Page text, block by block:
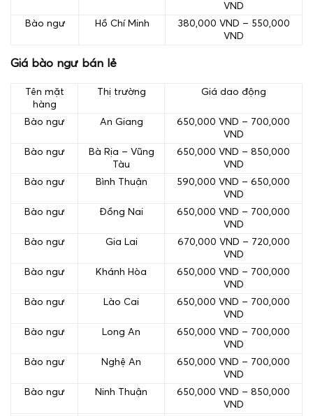
VND
Bào ngư
Hồ Chí Minh
380,000 VND – 550,000
VND
Giá bào ngư bán lẻ
Tên mặt
hàng
Thị trường Giá dao động
Bào ngư An Giang
650,000 VND – 700,000
VND
Bào ngư
Bà Rịa – Vũng
Tàu
650,000 VND – 850,000
VND
Bào ngư
Bình Thuận
590,000 VND – 650,000
VND
Bào ngư
Đồng Nai
650,000 VND – 700,000
VND
Bào ngư
Gia Lai
670,000 VND – 720,000
VND
Bào ngư
Khánh Hòa
650,000 VND – 700,000
VND
Bào ngư
Lào Cai
650,000 VND – 700,000
VND
Bào ngư
Long An
650,000 VND – 700,000
VND
Bào ngư
Nghệ An
650,000 VND – 700,000
VND
Bào ngư
Ninh Thuận
650,000 VND – 850,000
VND